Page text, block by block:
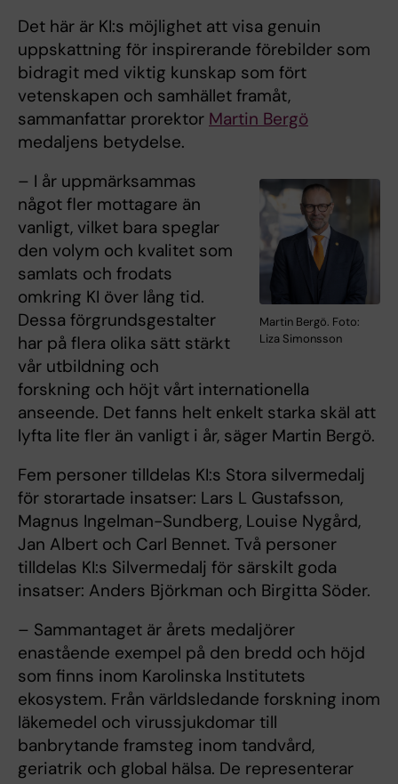
Det här är KI:s möjlighet att visa genuin
uppskattning för inspirerande förebilder som
bidragit med viktig kunskap som fört
vetenskapen och samhället framåt,
sammanfattar prorektor Martin Bergö
medaljens betydelse.
Martin Bergö. Foto:
Liza Simonsson
– I år uppmärksammas
något fler mottagare än
vanligt, vilket bara speglar
den volym och kvalitet som
samlats och frodats
omkring KI över lång tid.
Dessa förgrundsgestalter
har på flera olika sätt stärkt
vår utbildning och
forskning och höjt vårt internationella
anseende. Det fanns helt enkelt starka skäl att
lyfta lite fler än vanligt i år, säger Martin Bergö.
Fem personer tilldelas KI:s Stora silvermedalj
för storartade insatser: Lars L Gustafsson,
Magnus Ingelman-Sundberg, Louise Nygård,
Jan Albert och Carl Bennet. Två personer
tilldelas KI:s Silvermedalj för särskilt goda
insatser: Anders Björkman och Birgitta Söder.
– Sammantaget är årets medaljörer
enastående exempel på den bredd och höjd
som finns inom Karolinska Institutets
ekosystem. Från världsledande forskning inom
läkemedel och virussjukdomar till
banbrytande framsteg inom tandvård,
geriatrik och global hälsa. De representerar